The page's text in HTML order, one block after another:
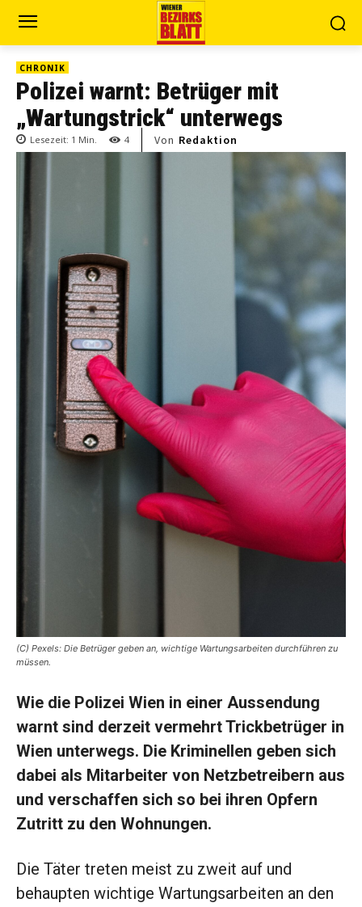
CHRONIK
Polizei warnt: Betrüger mit
„Wartungstrick“ unterwegs
Lesezeit: 1 Min. 4 Von Redaktion
(C) Pexels: Die Betrüger geben an, wichtige Wartungsarbeiten durchführen zu
müssen.
Wie die Polizei Wien in einer Aussendung
warnt sind derzeit vermehrt Trickbetrüger in
Wien unterwegs. Die Kriminellen geben sich
dabei als Mitarbeiter von Netzbetreibern aus
und verschaffen sich so bei ihren Opfern
Zutritt zu den Wohnungen.
Die Täter treten meist zu zweit auf und
behaupten wichtige Wartungsarbeiten an den